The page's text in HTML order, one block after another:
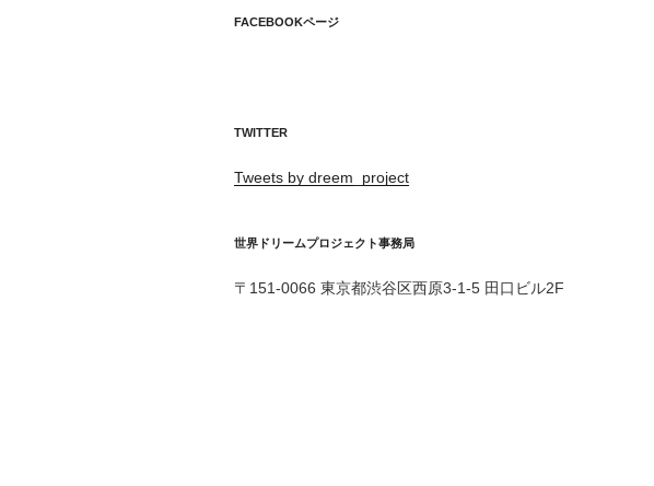
シ
FACEBOOKページ
TWITTER
Tweets by dreem_project
世界ドリームプロジェクト事務局
〒151-0066 東京都渋谷区西原3-1-5 田口ビル2F